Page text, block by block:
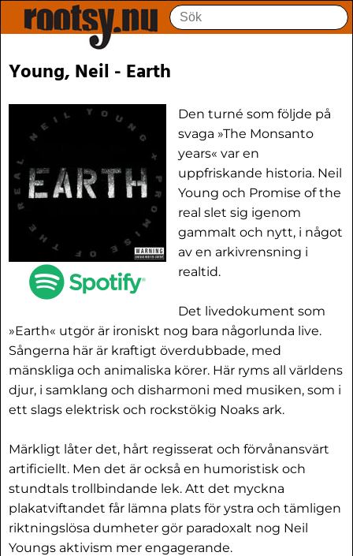
Young, Neil - Earth
Den turné som följde på
svaga »The Monsanto
years« var en
uppfriskande historia. Neil
Young och Promise of the
real slet sig igenom
gammalt och nytt, i något
av en arkivrensning i
realtid.
Det livedokument som
»Earth« utgör är ironiskt nog bara någorlunda live.
Sångerna här är kraftigt överdubbade, med
mänskliga och animaliska körer. Här ryms all världens
djur, i samklang och disharmoni med musiken, som i
ett slags elektrisk och rockstökig Noaks ark.
Märkligt låter det, hårt regisserat och förvånansvärt
artificiellt. Men det är också en humoristisk och
stundtals trollbindande lek. Att det myckna
plakatviftandet får lämna plats för ystra och tämligen
riktningslösa dumheter gör paradoxalt nog Neil
Youngs aktivism mer engagerande.